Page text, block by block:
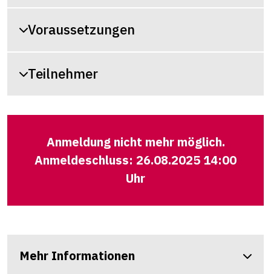
Voraussetzungen
Teilnehmer
Anmeldung nicht mehr möglich.
Anmeldeschluss: 26.08.2025 14:00
Uhr
Mehr Informationen